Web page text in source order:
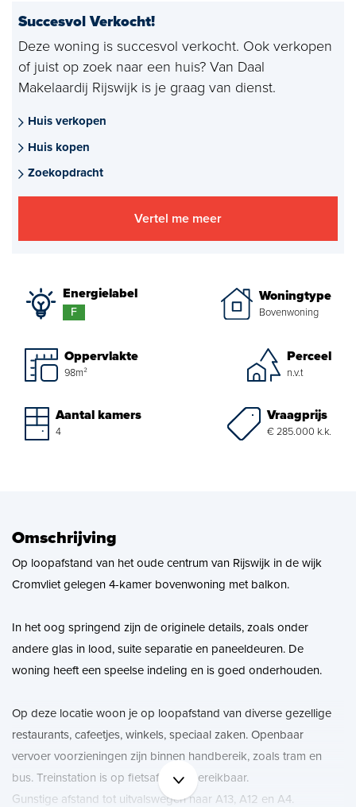
Taxaties
Verhuren
Aankoopmakelaar nieuwbouw
Hypotheekadvies
Projectadvies
Ons Team
Over Van Daal
Klantbeoordelingen
Vacatures
Nieuws
Contact
Succesvol Verkocht!
Deze woning is succesvol verkocht. Ook verkopen
of juist op zoek naar een huis? Van Daal
Makelaardij Rijswijk is je graag van dienst.
Huis verkopen
Huis kopen
Zoekopdracht
Vertel me meer
Energielabel
F
Woningtype
Bovenwoning
Oppervlakte
98m²
Perceel
n.v.t
Aantal kamers
4
Vraagprijs
€ 285.000 k.k.
Omschrijving
Op loopafstand van het oude centrum van Rijswijk in de wijk
Cromvliet gelegen 4-kamer bovenwoning met balkon.
In het oog springend zijn de originele details, zoals onder
andere glas in lood, suite separatie en paneeldeuren. De
woning heeft een speelse indeling en is goed onderhouden.
Op deze locatie woon je op loopafstand van diverse gezellige
restaurants, cafeetjes, winkels, speciaal zaken. Openbaar
vervoer voorzieningen zijn binnen handbereik, zoals tram en
bus. Treinstation is op fietsafstand bereikbaar.
Gunstige afstand tot uitvalswegen naar A13, A12 en A4.